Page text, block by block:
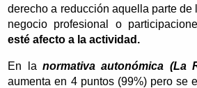
derecho a reducción aquella parte de
negocio profesional o
esté afecto a la actividad.
En la normativa autonómica (La
aumenta en 4 puntos (99%) pero se